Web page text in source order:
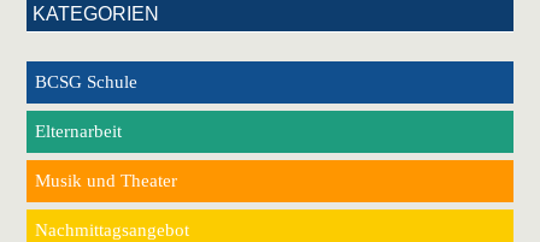
KATEGORIEN
BCSG Schule
Elternarbeit
Musik und Theater
Nachmittagsangebot